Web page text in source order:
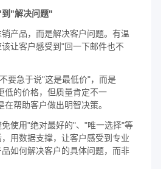
"解决问题"
产品，而是解决客户问题。有温
让客户感受到"回一下邮件也不
要急于说"这是最低价"，而是
低的价格，但质量肯定不一
帮助客户做出明智决策。
使用"绝对最好的"、"唯一选择"等
用数据支撑，让客户感受到专业
如何解决客户的具体问题，而非